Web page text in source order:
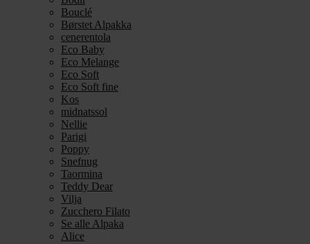
Bouclé
Børstet Alpakka
cenerentola
Eco Baby
Eco Melange
Eco Soft
Eco Soft fine
Kos
midnatssol
Nellie
Parigi
Poppy
Snefnug
Taormina
Teddy Dear
Vilja
Zucchero Filato
Se alle Alpaka
Alice